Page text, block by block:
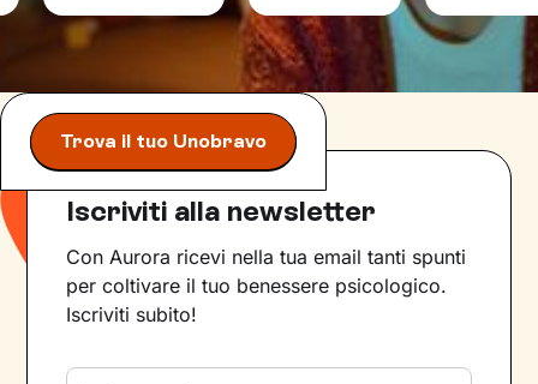
Trova il tuo Unobravo
Iscriviti alla newsletter
Con Aurora ricevi nella tua email tanti spunti
per coltivare il tuo benessere psicologico.
Iscriviti subito!